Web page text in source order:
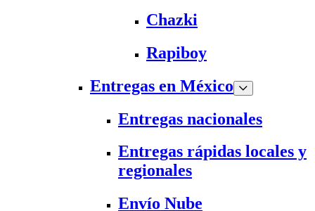
Chazki
Rapiboy
Entregas en México
Entregas nacionales
Entregas rápidas locales y
regionales
Envío Nube